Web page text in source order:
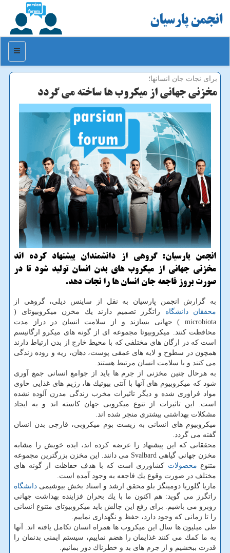
انجمن پارسیان
منو
برای نجات جان انسانها؛
مخزنی جهانی از میكروب ها ساخته می گردد
انجمن پارسیان: گروهی از دانشمندان پیشنهاد كرده اند
مخزنی جهانی از میكروب های بدن انسان تولید شود تا در
صورت بروز فاجعه جان انسان ها را نجات دهد.
به گزارش انجمن پارسیان به نقل از ساینس دیلی، گروهی از
محققان
دانشگاه راتگرز تصمیم دارند یك مخزن میكروبیوتای (
microbiota ) جهانی بسازند و از سلامت انسان در دراز مدت
محافظت كنند. میكروبیوتا مجموعه ای از گونه های میكرو ارگانیسم
است كه در ارگان های مختلفی كه با محیط خارج از بدن ارتباط دارند
همچون در سطوح و لایه های عمقی پوست، دهان، ریه و روده زندگی
می كنند و با سلامت انسان مرتبط هستند.
به هرحال چنین مخزنی از جرم ها باید از جوامع انسانی جمع آوری
شود كه میكروبیوم های آنها با آنتی بیوتیك ها، رژیم های غذایی حاوی
مواد فراوری شده و دیگر تاثیرات مخرب زندگی مدرن آلوده نشده
است. این تاثیرات از تنوع میكروبی جهان كاسته اند و به ایجاد
مشكلات بهداشتی بیشتری منجر شده اند.
میكروبیوم های انسانی به زیست بوم میكروبی، قارچی بدن انسان
گفته می گردد.
محققانی كه این پیشنهاد را عرضه كرده اند، ایده خویش را مشابه
مخزن جهانی گیاهی Svalbard می دانند. این مخزن بزرگترین مجموعه
متنوع محصولات كشاورزی است كه با هدف حفاظت از گونه های
مختلف در صورت وقوع یك فاجعه به وجود آمده است.
ماریا گلوریا دومینگز بلو محقق ارشد و استاد بخش بیوشیمی دانشگاه
راتگرز می گوید: هم اكنون ما با یك بحران فزاینده بهداشت جهانی
روبرو می باشیم. برای رفع این چالش باید میكروبیوتای متنوع انسانی
را تا زمانی كه وجود دارد، حفظ و نگهداری نماییم.
طی میلیون ها سال این میكروب ها همراه انسان تكامل یافته اند. آنها
به ما كمك می كنند غذایمان را هضم نماییم، سیستم ایمنی بدنمان را
قدرت ببخشیم و از جرم های بد و خطرناك دور بمانیم.